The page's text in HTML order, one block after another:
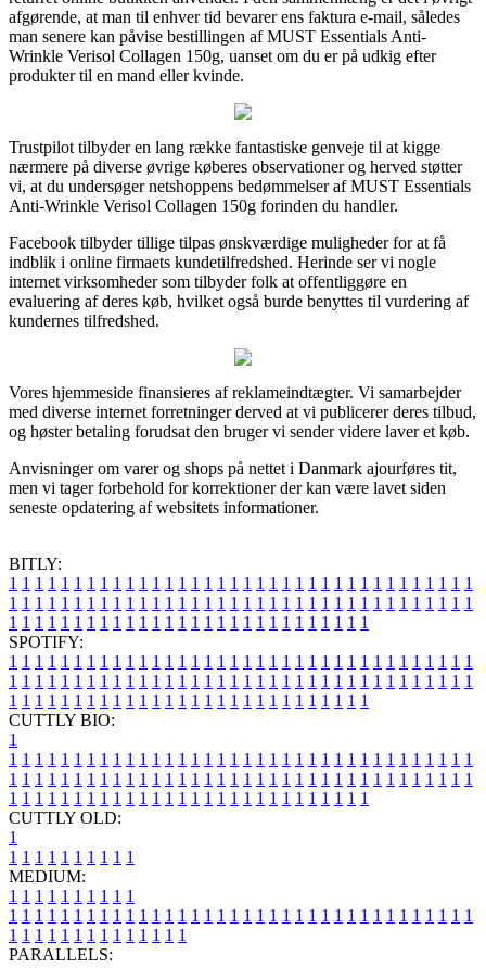
afgørende, at man til enhver tid bevarer ens faktura e-mail, således
man senere kan påvise bestillingen af MUST Essentials Anti-
Wrinkle Verisol Collagen 150g, uanset om du er på udkig efter
produkter til en mand eller kvinde.
Trustpilot tilbyder en lang række fantastiske genveje til at kigge
nærmere på diverse øvrige køberes observationer og herved støtter
vi, at du undersøger netshoppens bedømmelser af MUST Essentials
Anti-Wrinkle Verisol Collagen 150g forinden du handler.
Facebook tilbyder tillige tilpas ønskværdige muligheder for at få
indblik i online firmaets kundetilfredshed. Herinde ser vi nogle
internet virksomheder som tilbyder folk at offentliggøre en
evaluering af deres køb, hvilket også burde benyttes til vurdering af
kundernes tilfredshed.
Vores hjemmeside finansieres af reklameindtægter. Vi samarbejder
med diverse internet forretninger derved at vi publicerer deres tilbud,
og høster betaling forudsat den bruger vi sender videre laver et køb.
Anvisninger om varer og shops på nettet i Danmark ajourføres tit,
men vi tager forbehold for korrektioner der kan være lavet siden
seneste opdatering af websitets informationer.
BITLY:
1 1 1 1 1 1 1 1 1 1 1 1 1 1 1 1 1 1 1 1 1 1 1 1 1 1 1 1 1 1 1 1 1 1 1 1
1 1 1 1 1 1 1 1 1 1 1 1 1 1 1 1 1 1 1 1 1 1 1 1 1 1 1 1 1 1 1 1 1 1 1 1
1 1 1 1 1 1 1 1 1 1 1 1 1 1 1 1 1 1 1 1 1 1 1 1 1 1 1 1
SPOTIFY:
1 1 1 1 1 1 1 1 1 1 1 1 1 1 1 1 1 1 1 1 1 1 1 1 1 1 1 1 1 1 1 1 1 1 1 1
1 1 1 1 1 1 1 1 1 1 1 1 1 1 1 1 1 1 1 1 1 1 1 1 1 1 1 1 1 1 1 1 1 1 1 1
1 1 1 1 1 1 1 1 1 1 1 1 1 1 1 1 1 1 1 1 1 1 1 1 1 1 1 1
CUTTLY BIO:
1
1 1 1 1 1 1 1 1 1 1 1 1 1 1 1 1 1 1 1 1 1 1 1 1 1 1 1 1 1 1 1 1 1 1 1 1
1 1 1 1 1 1 1 1 1 1 1 1 1 1 1 1 1 1 1 1 1 1 1 1 1 1 1 1 1 1 1 1 1 1 1 1
1 1 1 1 1 1 1 1 1 1 1 1 1 1 1 1 1 1 1 1 1 1 1 1 1 1 1 1
CUTTLY OLD:
1
1 1 1 1 1 1 1 1 1 1
MEDIUM:
1 1 1 1 1 1 1 1 1 1
1 1 1 1 1 1 1 1 1 1 1 1 1 1 1 1 1 1 1 1 1 1 1 1 1 1 1 1 1 1 1 1 1 1 1 1
1 1 1 1 1 1 1 1 1 1 1 1 1 1
PARALLELS: